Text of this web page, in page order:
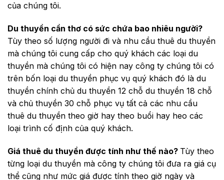
của chúng tôi.
Du thuyền cần thơ có sức chứa bao nhiêu người?
Tùy theo số lượng người đi và nhu cầu thuê du thuyền
mà chúng tôi cung cấp cho quý khách các loại du
thuyền mà chúng tôi có hiện nay công ty chúng tôi có
trên bốn loại du thuyền phục vụ quý khách đó là du
thuyền chính chủ du thuyền 12 chỗ du thuyền 18 chỗ
và chủ thuyền 30 chỗ phục vụ tất cả các nhu cầu
thuê du thuyền theo giờ hay theo buổi hay heo các
loại trình cố định của quý khách.
Giá thuê du thuyền được tính như thế nào? Tùy theo
từng loại du thuyền mà công ty chúng tôi đưa ra giá cụ
thể cũng như mức giá được tính theo giờ ngày và